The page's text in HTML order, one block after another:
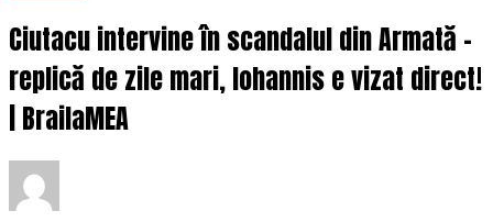
Ciutacu intervine în scandalul din Armată –
replică de zile mari, Iohannis e vizat direct!
| BrailaMEA